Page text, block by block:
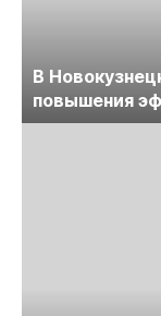
В
повышения
предприятий